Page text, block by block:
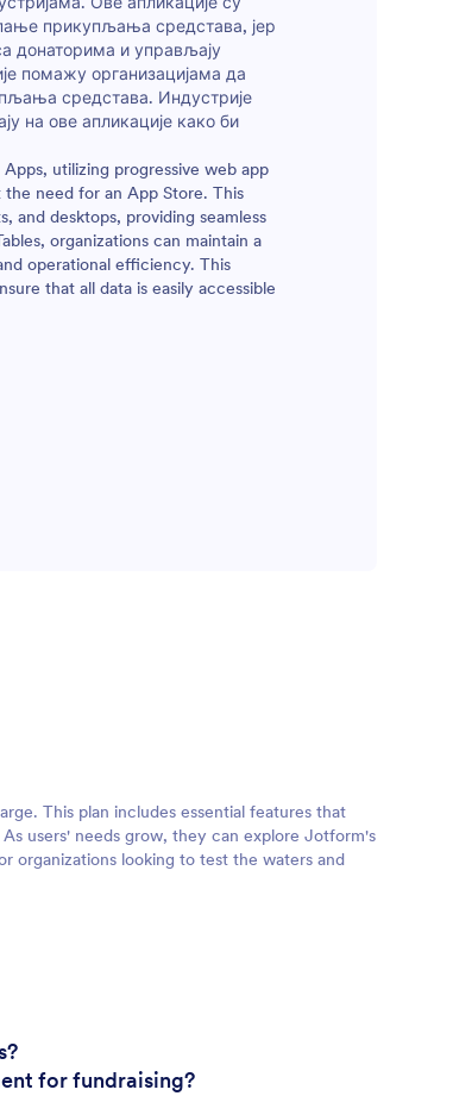
прикупљања средстава, јер
донаторима и управљају
помажу организацијама да
средстава. Индустрије
на ове апликације како би
utilizing progressive web app
need for an App Store. This
and desktops, providing seamless
organizations can maintain a
operational efficiency. This
that all data is easily accessible
This plan includes essential features that
users' needs grow, they can explore Jotform's
organizations looking to test the waters and
for fundraising?